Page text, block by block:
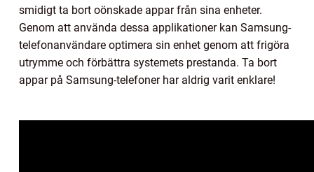
smidigt ta bort oönskade appar från sina enheter.
Genom att använda dessa applikationer kan Samsung-
telefonanvändare optimera sin enhet genom att frigöra
utrymme och förbättra systemets prestanda. Ta bort
appar på Samsung-telefoner har aldrig varit enklare!